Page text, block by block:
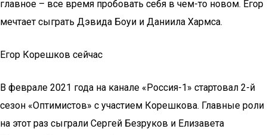
главное – все время пробовать себя в чем-то новом. Егор
мечтает сыграть Дэвида Боуи и Даниила Хармса.
Егор Корешков сейчас
В феврале 2021 года на канале «Россия-1» стартовал 2-й
сезон «Оптимистов» с участием Корешкова. Главные роли
на этот раз сыграли Сергей Безруков и Елизавета